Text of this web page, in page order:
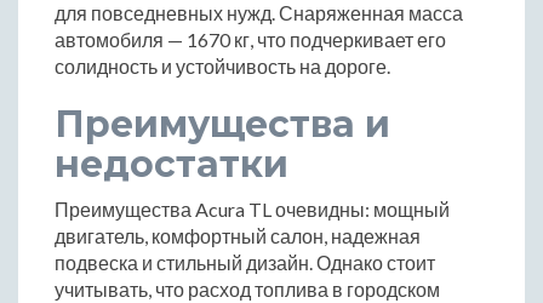
для повседневных нужд. Снаряженная масса
автомобиля — 1670 кг, что подчеркивает его
солидность и устойчивость на дороге.
Преимущества и
недостатки
Преимущества Acura TL очевидны: мощный
двигатель, комфортный салон, надежная
подвеска и стильный дизайн. Однако стоит
учитывать, что расход топлива в городском